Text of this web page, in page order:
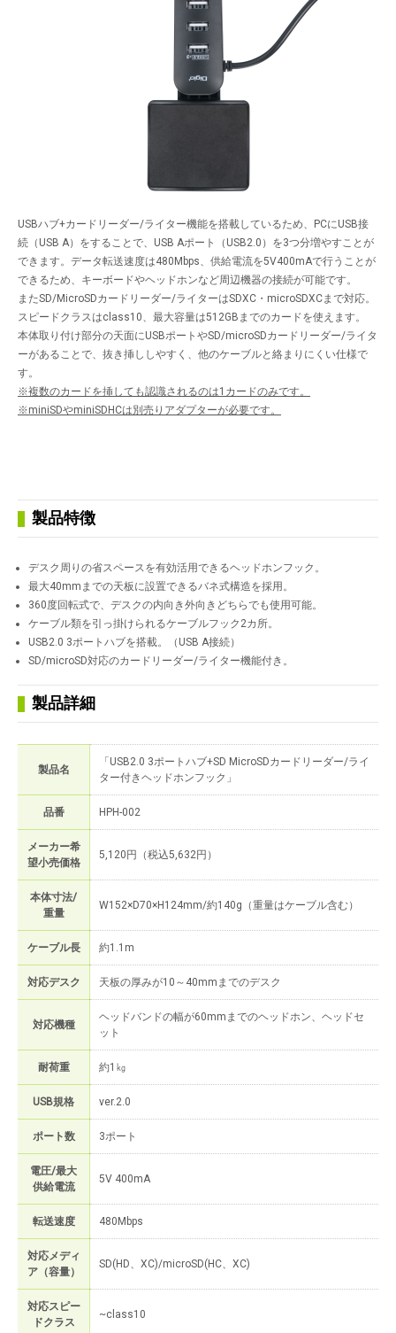
USBハブ+カードリーダー/ライター機能を搭載しているため、PCにUSB接
続（USB A）をすることで、USB Aポート（USB2.0）を3つ分増やすことが
できます。データ転送速度は480Mbps、供給電流を5V400mAで行うことが
できるため、キーボードやヘッドホンなど周辺機器の接続が可能です。
またSD/MicroSDカードリーダー/ライターはSDXC・microSDXCまで対応。
スピードクラスはclass10、最大容量は512GBまでのカードを使えます。
本体取り付け部分の天面にUSBポートやSD/microSDカードリーダー/ライタ
ーがあることで、抜き挿ししやすく、他のケーブルと絡まりにくい仕様で
す。
※複数のカードを挿しても認識されるのは1カードのみです。
※miniSDやminiSDHCは別売りアダプターが必要です。
製品特徴
デスク周りの省スペースを有効活用できるヘッドホンフック。
最大40mmまでの天板に設置できるバネ式構造を採用。
360度回転式で、デスクの内向き外向きどちらでも使用可能。
ケーブル類を引っ掛けられるケーブルフック2カ所。
USB2.0 3ポートハブを搭載。（USB A接続）
SD/microSD対応のカードリーダー/ライター機能付き。
製品詳細
製品名
「USB2.0 3ポートハブ+SD MicroSDカードリーダー/ライ
ター付きヘッドホンフック」
品番 HPH-002
メーカー希
望小売価格
5,120円（税込5,632円）
本体寸法/
重量
W152×D70×H124mm/約140g（重量はケーブル含む）
ケーブル長 約1.1m
対応デスク 天板の厚みが10～40mmまでのデスク
対応機種
ヘッドバンドの幅が60mmまでのヘッドホン、ヘッドセ
ット
耐荷重 約1㎏
USB規格 ver.2.0
ポート数 3ポート
電圧/最大
供給電流
5V 400mA
転送速度 480Mbps
対応メディ
ア（容量）
SD(HD、XC)/microSD(HC、XC)
対応スピー
ドクラス
~class10